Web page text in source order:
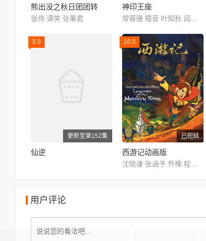
熊出没之秋日团团转
张伟 谭笑 张秉君
神印王座
5.0
更新至第152集
仙逆
10.0
已完结
西游记动画版
用户评论